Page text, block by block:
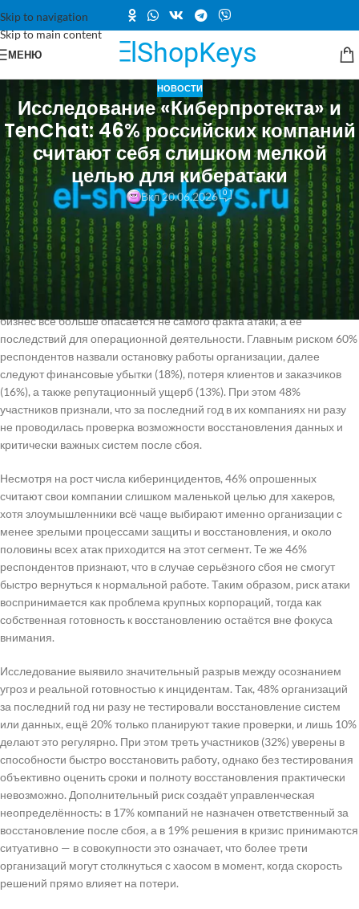
Skip to navigation
Skip to main content
МЕНЮ
НОВОСТИ
Исследование «Киберпротекта» и
TenChat: 46% российских компаний
считают себя слишком мелкой
целью для кибератаки
Вкл 20.06.2026 0
Компания «Киберпротект» совместно с социальной сетью TenChat
провела масштабное исследование готовности российских
организаций к киберинцидентам, опросив более 1 тыс.
представителей бизнеса, включая руководителей высшего звена,
ИТ- и ИБ-специалистов из компаний всех размеров — от
микропредприятий до крупных структур. Результаты показали, что
бизнес всё больше опасается не самого факта атаки, а её
последствий для операционной деятельности. Главным риском 60%
респондентов назвали остановку работы организации, далее
следуют финансовые убытки (18%), потеря клиентов и заказчиков
(16%), а также репутационный ущерб (13%). При этом 48%
участников признали, что за последний год в их компаниях ни разу
не проводилась проверка возможности восстановления данных и
критически важных систем после сбоя.
Несмотря на рост числа киберинцидентов, 46% опрошенных
считают свои компании слишком маленькой целью для хакеров,
хотя злоумышленники всё чаще выбирают именно организации с
менее зрелыми процессами защиты и восстановления, и около
половины всех атак приходится на этот сегмент. Те же 46%
респондентов признают, что в случае серьёзного сбоя не смогут
быстро вернуться к нормальной работе. Таким образом, риск атаки
воспринимается как проблема крупных корпораций, тогда как
собственная готовность к восстановлению остаётся вне фокуса
внимания.
Исследование выявило значительный разрыв между осознанием
угроз и реальной готовностью к инцидентам. Так, 48% организаций
за последний год ни разу не тестировали восстановление систем
или данных, ещё 20% только планируют такие проверки, и лишь 10%
делают это регулярно. При этом треть участников (32%) уверены в
способности быстро восстановить работу, однако без тестирования
объективно оценить сроки и полноту восстановления практически
невозможно. Дополнительный риск создаёт управленческая
неопределённость: в 17% компаний не назначен ответственный за
восстановление после сбоя, а в 19% решения в кризис принимаются
ситуативно — в совокупности это означает, что более трети
организаций могут столкнуться с хаосом в момент, когда скорость
решений прямо влияет на потери.